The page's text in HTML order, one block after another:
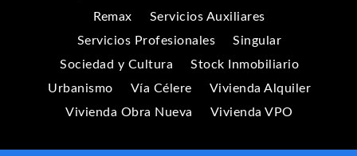
Remax
Servicios Auxiliares
Servicios Profesionales
Singular
Sociedad y Cultura
Stock Inmobiliario
Urbanismo
Vía Célere
Vivienda Alquiler
Vivienda Obra Nueva
Vivienda VPO